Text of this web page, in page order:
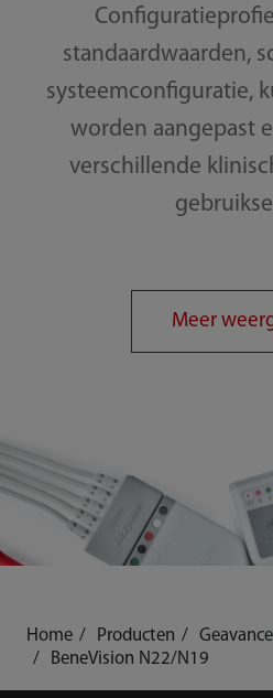
standaardwaarden,
systeemconfiguratie,
worden aangepast
verschillende
Meer
Home Producten
BeneVision N22/N19